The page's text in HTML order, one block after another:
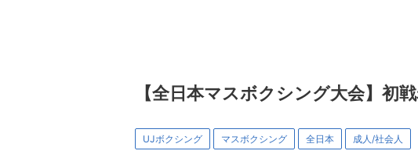
【全日本マスボクシング大会】初
UJボクシング マスボクシング 全日本 成人/社会人